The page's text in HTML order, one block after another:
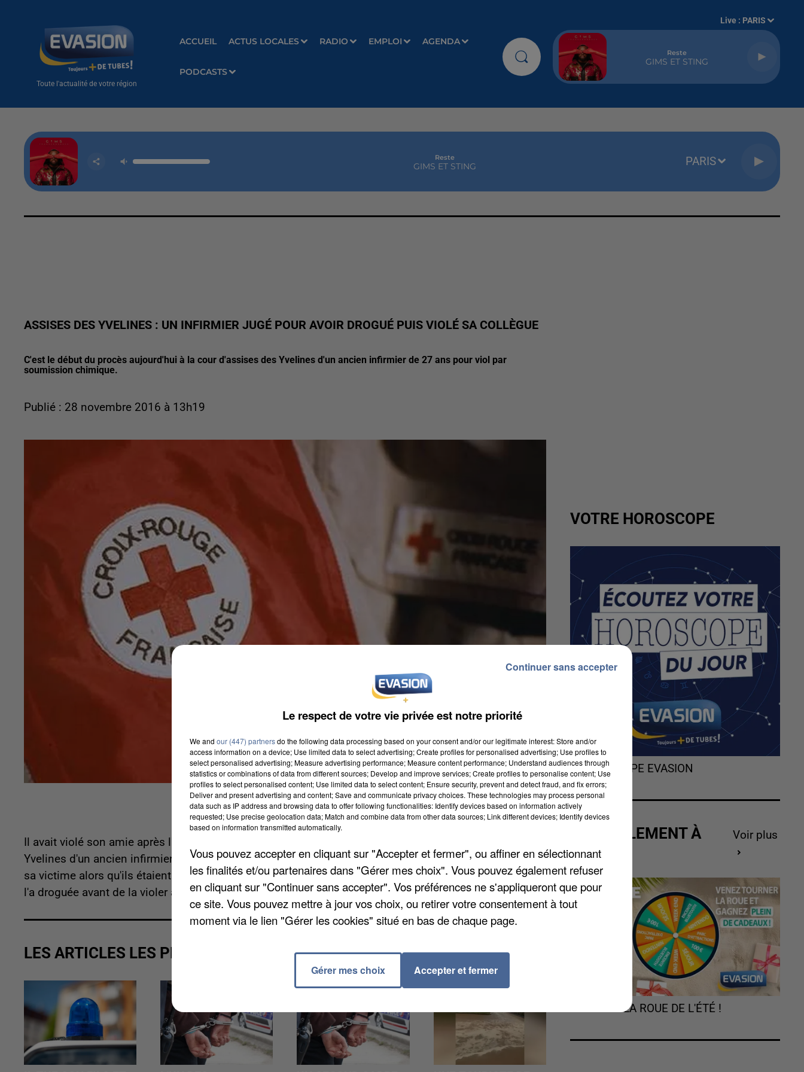
Toute l'actualité de votre région
ACCUEIL ACTUS LOCALES RADIO EMPLOI AGENDA
PODCASTS
Live : PARIS
Reste
GIMS ET STING
Reste
GIMS ET STING PARIS
ASSISES DES YVELINES : UN INFIRMIER JUGÉ POUR AVOIR DROGUÉ PUIS VIOLÉ SA COLLÈGUE
C'est le début du procès aujourd'hui à la cour d'assises des Yvelines d'un ancien infirmier de 27 ans pour viol par
soumission chimique.
Publié : 28 novembre 2016 à 13h19
Il avait violé son amie après l'avoir droguée. C'est le début du procès aujourd'hui à la cour d'assises des
Yvelines d'un ancien infirmier de 27 ans pour viol par soumission chimique. Le prévenu avait rencontré
sa victime alors qu'ils étaient tous les deux bénévoles à la Croix-Rouge. Obsédé par la jeune femme, il
l'a droguée avant de la violer à Poissy en juin 2011. Le procès doit durer jusqu'à mercredi.
LES ARTICLES LES PLUS VUS
VOTRE HOROSCOPE
L'HOROSCOPE EVASION
ACTUELLEMENT À
GAGNER
Voir plus
TOURNEZ LA ROUE DE L'ÉTÉ !
Le respect de votre vie privée est notre priorité
We and our (447) partnersdo the following data processing based on your consent and/or our legitimate interest: Store and/or
access information on a device; Use limited data to select advertising; Create profiles for personalised advertising; Use profiles to
select personalised advertising; Measure advertising performance; Measure content performance; Understand audiences through
statistics or combinations of data from different sources; Develop and improve services; Create profiles to personalise content; Use
profiles to select personalised content; Use limited data to select content; Ensure security, prevent and detect fraud, and fix errors;
Deliver and present advertising and content; Save and communicate privacy choices. These technologies may process personal
data such as IP address and browsing data to offer following functionalities: Identify devices based on information actively
requested; Use precise geolocation data; Match and combine data from other data sources; Link different devices; Identify devices
based on information transmitted automatically.
Vous pouvez accepter en cliquant sur "Accepter et fermer", ou affiner en sélectionnant
les finalités et/ou partenaires dans "Gérer mes choix". Vous pouvez également refuser
en cliquant sur "Continuer sans accepter". Vos préférences ne s'appliqueront que pour
ce site. Vous pouvez mettre à jour vos choix, ou retirer votre consentement à tout
moment via le lien "Gérer les cookies" situé en bas de chaque page.
Gérer mes choix Accepter et fermer
Continuer sans accepter